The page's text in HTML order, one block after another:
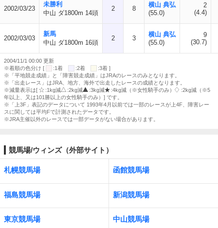
2002/03/23
未勝利
中山 ダ1800m 14頭
2 8
横山 典弘
(55.0)
2
(4.4)
2002/03/03
新馬
中山 ダ1800m 16頭
2 3
横山 典弘
(55.0)
9
(30.7)
2004/11/1 00:00 更新
※着順の色分け [
:1着 :2着
:3着 ]
※「平地競走成績」と「障害競走成績」はJRAのレースのみとなります。
※「出走レース」はJRA、地方、海外で出走したレースの成績となります。
※減量表示は[
:1kg減 :2kg減 :3kg減 :4kg減（※女性騎手のみ）
:2kg減（※5
年以上、又は101勝以上の女性騎手のみ）] です。
※「上3F」表記のデータについて 1993年4月以前では一部のレースが上4F、障害レー
スに関しては平均Fで計測されたデータです。
※JRA主催以外のレースでは一部データがない場合があります。
競馬場/ウィンズ（外部サイト）
札幌競馬場 函館競馬場
福島競馬場 新潟競馬場
東京競馬場 中山競馬場